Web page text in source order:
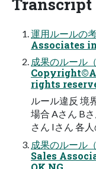
運用ルール
Associates
成果のルール
rights
ルール違反 境
場合 Aさん B
さん Iさん 各
成果のルー
Sales